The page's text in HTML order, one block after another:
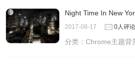
Night Time In New
2017-08-17 0人评论
分类：Chrome主题背